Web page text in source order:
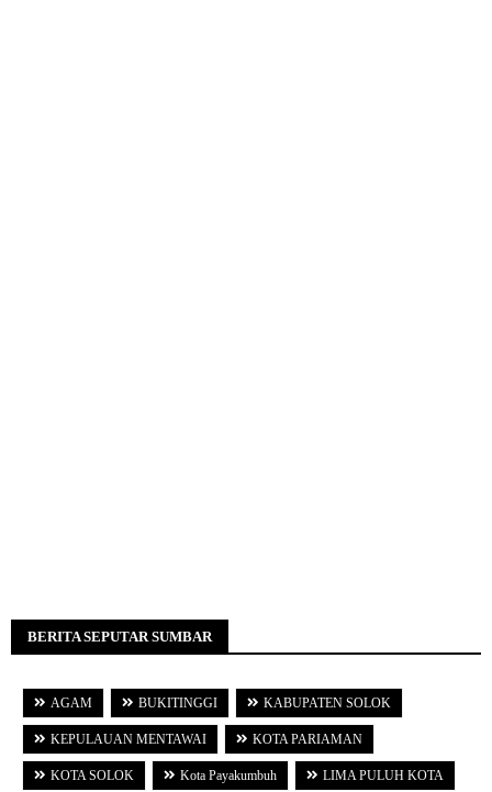
BERITA SEPUTAR SUMBAR
AGAM BUKITINGGI KABUPATEN SOLOK
KEPULAUAN MENTAWAI KOTA PARIAMAN
KOTA SOLOK Kota Payakumbuh LIMA PULUH KOTA